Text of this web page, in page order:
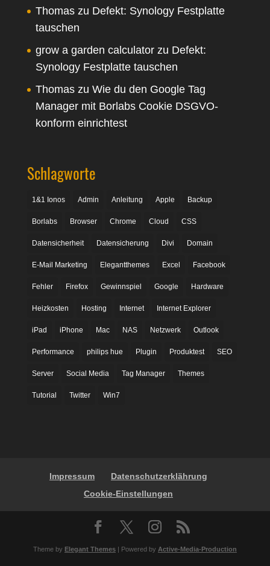
Thomaszu Defekt: Synology Festplatte
tauschen
grow a garden calculatorzu Defekt:
Synology Festplatte tauschen
Thomaszu Wie du den Google Tag
Manager mit Borlabs Cookie DSGVO-
konform einrichtest
Schlagworte
1&1 Ionos Admin Anleitung Apple Backup
Borlabs Browser Chrome Cloud CSS
Datensicherheit Datensicherung Divi Domain
E-Mail Marketing Elegantthemes Excel Facebook
Fehler Firefox Gewinnspiel Google Hardware
Heizkosten Hosting Internet Internet Explorer
iPad iPhone Mac NAS Netzwerk Outlook
Performance philips hue Plugin Produktest SEO
Server Social Media Tag Manager Themes
Tutorial Twitter Win7
Impressum
Datenschutzerklährung
Cookie-Einstellungen
Theme by Elegant Themes| Powered by Active-Media-Production